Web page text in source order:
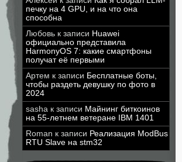
печку на 4 GPU, и на что она
способна
Любовь к записи Huawei
официально представила
HarmonyOS 7: какие смартфоны
получат её первыми
Артем к записи Бесплатные боты,
чтобы раздеть девушку по фото в
2024
sasha к записи Майнинг биткоинов
на 55-летнем ветеране IBM 1401
Roman к записи Реализация ModBus
RTU Slave на stm32